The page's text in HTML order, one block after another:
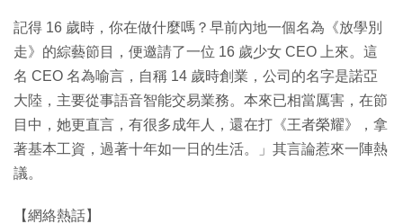
記得 16 歲時，你在做什麼嗎？早前內地一個名為《放學別
走》的綜藝節目，便邀請了一位 16 歲少女 CEO 上來。這
名 CEO 名為喻言，自稱 14 歲時創業，公司的名字是諾亞
大陸，主要從事語音智能交易業務。本來已相當厲害，在節
目中，她更直言，有很多成年人，還在打《王者榮耀》，拿
著基本工資，過著十年如一日的生活。」其言論惹來一陣熱
議。
【網絡熱話】